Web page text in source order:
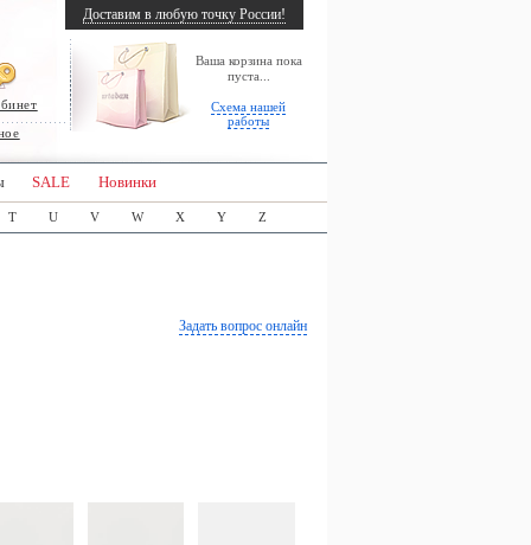
Ваша корзина пока
пуста...
Схема нашей
работы
Доставим в любую точку России!
SALE Новинки
T U V W X Y Z
Задать вопрос онлайн